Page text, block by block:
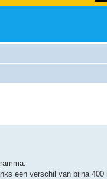
een verschil van bijna 400